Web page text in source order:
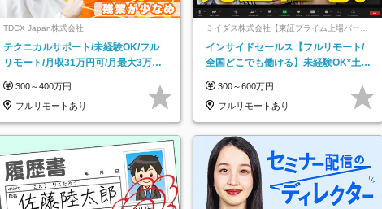
TDCX Japan株式会社
テクニカルサポート/未経験OK/フル
リモート/月収31万円可/月最大3万の
300～400万円
フルリモートあり
ミイダス株式会社【東証プライム上場パーソ
インサイドセールス【フルリモート/
全国どこでも働ける】未経験OK*土日
300～600万円
フルリモートあり